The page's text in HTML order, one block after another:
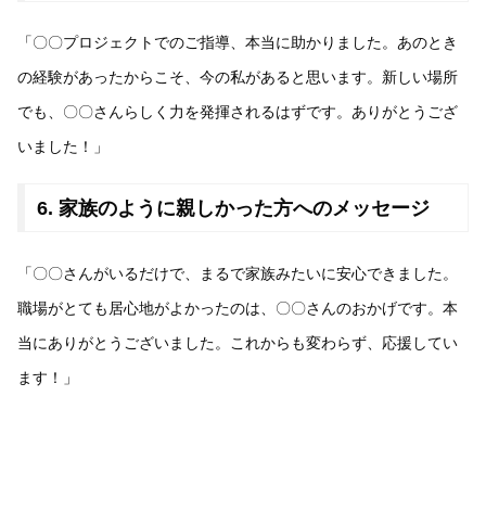
「〇〇プロジェクトでのご指導、本当に助かりました。あのとき
の経験があったからこそ、今の私があると思います。新しい場所
でも、〇〇さんらしく力を発揮されるはずです。ありがとうござ
いました！」
6. 家族のように親しかった方へのメッセージ
「〇〇さんがいるだけで、まるで家族みたいに安心できました。
職場がとても居心地がよかったのは、〇〇さんのおかげです。本
当にありがとうございました。これからも変わらず、応援してい
ます！」